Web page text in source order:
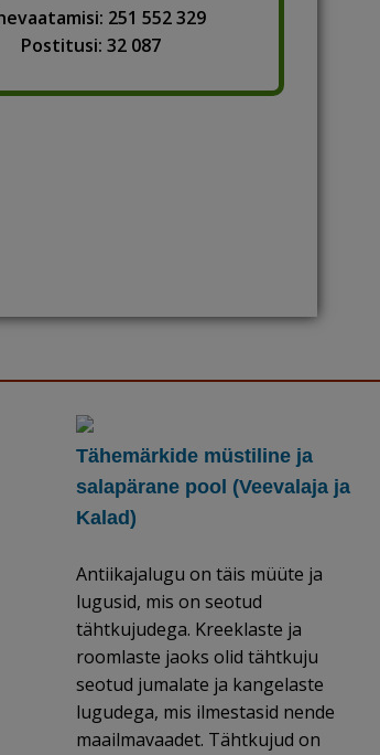
251 552 329
Postitusi: 32 087
Tähemärkide müstiline ja
salapärane pool (Veevalaja ja
Kalad)
Antiikajalugu on täis müüte ja
lugusid, mis on seotud
tähtkujudega. Kreeklaste ja
roomlaste jaoks olid tähtkuju
seotud jumalate ja kangelaste
lugudega, mis ilmestasid nende
maailmavaadet. Tähtkujud on